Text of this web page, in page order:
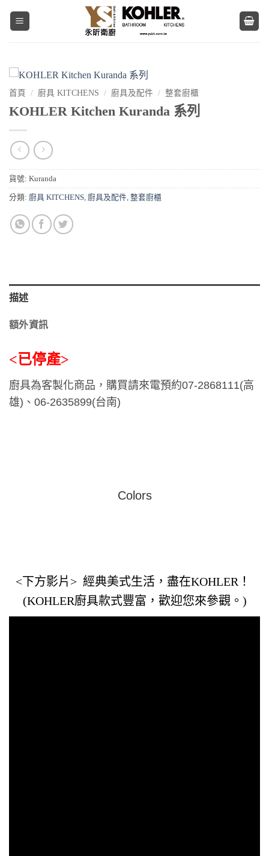
首頁 / 廚具 KITCHENS / 廚具及配件 / 整套廚櫃
KOHLER Kitchen Kuranda 系列
貨號: Kuranda
分類: 廚具 KITCHENS, 廚具及配件, 整套廚櫃
描述
額外資訊
<已停產>
廚具為客製化商品，購買請來電預約07-2868111(高
雄) 、 06-2635899(台南)
Colors
<下方影片> 經典美式生活，盡在KOHLER！
(KOHLER廚具款式豐富，歡迎您來參觀。)